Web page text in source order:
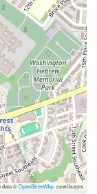
data ©OpenStreetMapcontributors